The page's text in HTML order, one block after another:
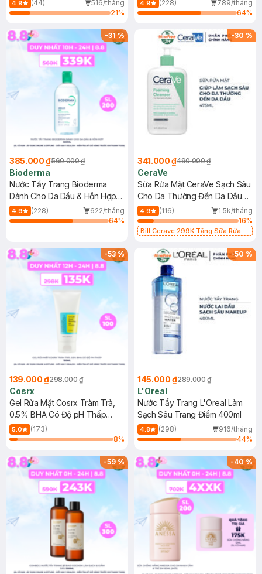
4.9 (44)
516/tháng
21%
4.9 (228)
789/tháng
64%
-31%
385.000 ₫560.000 ₫
Bioderma
Nước Tẩy Trang Bioderma
Dành Cho Da Dầu & Hỗn Hợp
500ml
4.9 (228)
622/tháng
64%
-30 %
341.000 ₫490.000 ₫
CeraVe
Sữa Rửa Mặt CeraVe Sạch Sâu
Cho Da Thường Đến Da Dầu
473ml
4.9 (116)
1.5k/tháng
16%
Bill Cerave 299K Tặng Sữa Rửa
-53%
139.000 ₫298.000 ₫
Cosrx
Gel Rửa Mặt Cosrx Tràm Trà,
0.5% BHA Có Độ pH Thấp
150ml
5.0
(173)
8%
-50 %
145.000 ₫289.000 ₫
L'Oreal
Nước Tẩy Trang L'Oreal Làm
Sạch Sâu Trang Điểm 400ml
4.8 (298)
916/tháng
44%
-59% -40%